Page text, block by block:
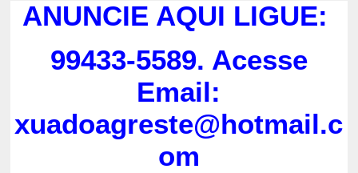
ANUNCIE AQUI LIGUE:
99433-5589. Acesse
Email:
xuadoagreste@hotmail.c
om